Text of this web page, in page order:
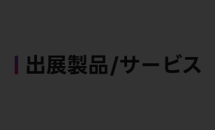
出展製品/サービス